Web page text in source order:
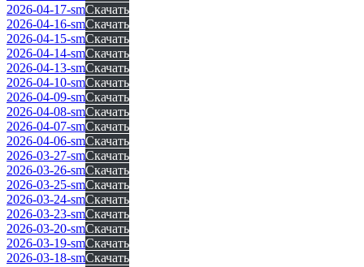
2026-04-17-smСкачать
2026-04-16-smСкачать
2026-04-15-smСкачать
2026-04-14-smСкачать
2026-04-13-smСкачать
2026-04-10-smСкачать
2026-04-09-smСкачать
2026-04-08-smСкачать
2026-04-07-smСкачать
2026-04-06-smСкачать
2026-03-27-smСкачать
2026-03-26-smСкачать
2026-03-25-smСкачать
2026-03-24-smСкачать
2026-03-23-smСкачать
2026-03-20-smСкачать
2026-03-19-smСкачать
2026-03-18-smСкачать